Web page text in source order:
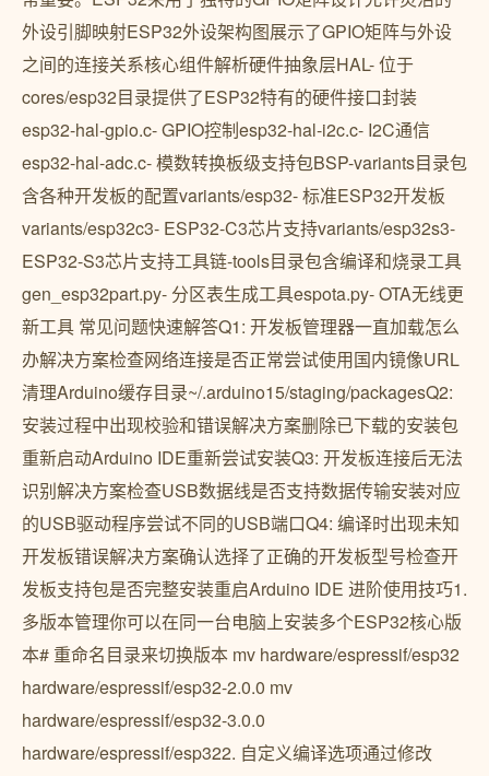
外设引脚映射ESP32外设架构图展示了GPIO矩阵与外设
之间的连接关系核心组件解析硬件抽象层HAL- 位于
cores/esp32目录提供了ESP32特有的硬件接口封装
esp32-hal-gpio.c- GPIO控制esp32-hal-i2c.c- I2C通信
esp32-hal-adc.c- 模数转换板级支持包BSP-variants目录包
含各种开发板的配置variants/esp32- 标准ESP32开发板
variants/esp32c3- ESP32-C3芯片支持variants/esp32s3-
ESP32-S3芯片支持工具链-tools目录包含编译和烧录工具
gen_esp32part.py- 分区表生成工具espota.py- OTA无线更
新工具 常见问题快速解答Q1: 开发板管理器一直加载怎么
办解决方案检查网络连接是否正常尝试使用国内镜像URL
清理Arduino缓存目录~/.arduino15/staging/packagesQ2:
安装过程中出现校验和错误解决方案删除已下载的安装包
重新启动Arduino IDE重新尝试安装Q3: 开发板连接后无法
识别解决方案检查USB数据线是否支持数据传输安装对应
的USB驱动程序尝试不同的USB端口Q4: 编译时出现未知
开发板错误解决方案确认选择了正确的开发板型号检查开
发板支持包是否完整安装重启Arduino IDE 进阶使用技巧1.
多版本管理你可以在同一台电脑上安装多个ESP32核心版
本# 重命名目录来切换版本 mv hardware/espressif/esp32
hardware/espressif/esp32-2.0.0 mv
hardware/espressif/esp32-3.0.0
hardware/espressif/esp322. 自定义编译选项通过修改